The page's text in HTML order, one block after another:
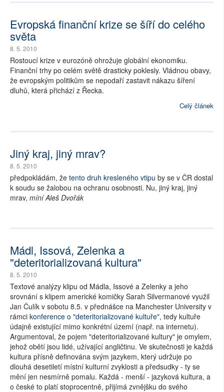
Evropská finanční krize se šíří do celého
světa
8. 5. 2010
Rostoucí krize v eurozóně ohrožuje globální ekonomiku.
Finanční trhy po celém světě drasticky poklesly. Vládnou obavy,
že evropským politikům se nepodaří zastavit nákazu šíření
dluhů, která přichází z Řecka.
Celý článek
Jiný kraj, jiný mrav?
8. 5. 2010
předpokládám, že tento druh kresleného vtipu by se v ČR dostal
k soudu se žalobou na ochranu osobnosti. Nu, jiný kraj, jiný
mrav, míní Aleš Dvořák
Mádl, Issová, Zelenka a
"deteritorializovaná kultura"
8. 5. 2010
Textové analýzy klipu od Mádla, Issové a Zelenky a jeho
srovnání s klipem americké komičky Sarah Silvermanové využil
Jan Čulík v sobotu 8.5. v přednášce na Manchester University v
rámci konference o "deteritorializované kultuře", tedy kultuře
údajně existující mimo konkrétní území (např. na internetu).
Argumentoval, že pojem "deteritorializované kultury" je omylem,
jehož obětí jsou lidé, užívající angličtinu. Ve skutečnosti je každá
kultura přísně definována svým jazykem, který udržuje po
dlouhá desetiletí místní kulturní zvyklosti a předsudky - ty se
mění jen nesmírně pomalu. Každá - menší - jazyková kultura, a
o české to platí stoprocentně, přijímá zvnějšku do svého